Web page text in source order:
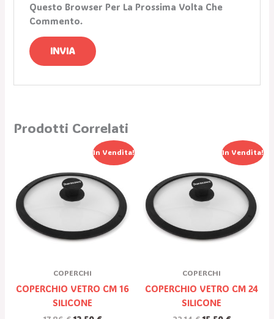
Questo Browser Per La Prossima Volta Che
Commento.
Prodotti Correlati
In Vendita!
COPERCHI
COPERCHIO VETRO CM 16
SILICONE
Prezzo
Era:
17,86 €.
Il
Prezzo
È:
12,50 €.
In Vendita!
COPERCHI
COPERCHIO VETRO CM 24
SILICONE
Prezzo
Era:
22,14 €.
Il
Prezzo
È:
15,50 €.